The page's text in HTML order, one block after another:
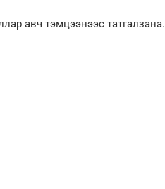
авч тэмцээнээс татгалзана.